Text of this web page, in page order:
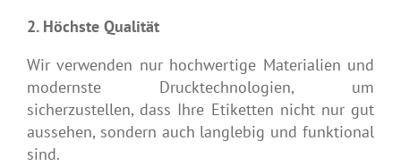
2. Höchste Qualität
Wir verwenden nur hochwertige Materialien und
modernste Drucktechnologien, um
sicherzustellen, dass Ihre Etiketten nicht nur gut
aussehen, sondern auch langlebig und funktional
sind.